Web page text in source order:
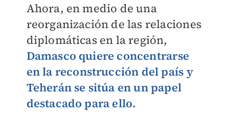
Ahora, en medio de una
reorganización de las relaciones
diplomáticas en la región,
Damasco quiere concentrarse
en la reconstrucción del país y
Teherán se sitúa en un papel
destacado para ello.